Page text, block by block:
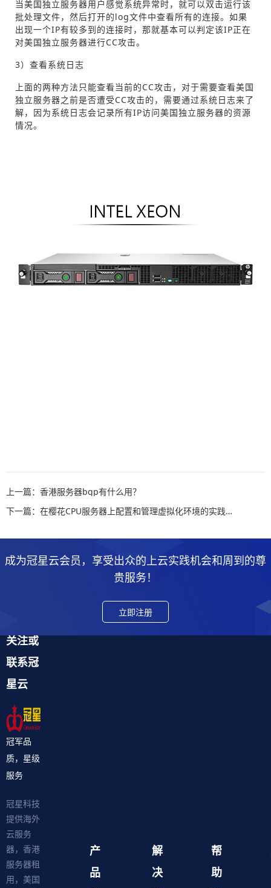
当美国独立服务器用户感觉系统异常时，就可以双击运行该
批处理文件，然后打开的log文件中查看所有的连接。如果
出现一个IP有较多到的连接时，那就基本可以判定该IP正在
对美国独立服务器进行CC攻击。
3）查看系统日志
上面的两种方法只能查看当前的CC攻击，对于需要查看美国
独立服务器之前是否遭受CC攻击的，需要通过系统日志来了
解，因为系统日志会记录所有IP访问美国独立服务器的资源
情况。
上一篇：香港服务器bgp有什么用？
下一篇：在樱花CPU服务器上配置和管理虚拟化环境的实践指南
成为冠星云会员，享受出众的上云实践机会和周到的尊
贵服务！
立即注册
关注或
联系冠
星云
冠军品
质，星级
服务
冠星科技
提供海外
云服务
器，香港
服务器租
用，美国
产
品
解
决
帮
助